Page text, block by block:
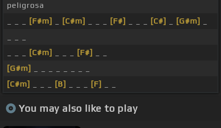
peligrosa
[F#m] [C#m] [F#] [C#] [G#m]
[C#m] [F#]
[G#m]
[C#m]
[B] [F]
You may also like to play